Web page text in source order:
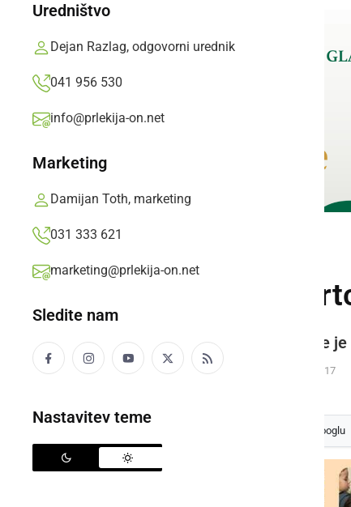
Uredništvo
Dejan Razlag, odgovorni urednik
041 956 530
info@prlekija-on.net
Marketing
Damijan Toth, marketing
031 333 621
marketing@prlekija-on.net
Sledite nam
Nastavitev teme
Teden otroka v
Moto letošnjega tedna otroka se je
Prlekija-on.net,ponedeljek, 14. oktober 2024 ob 08:17
kot svoj prednostni vir na Googlu